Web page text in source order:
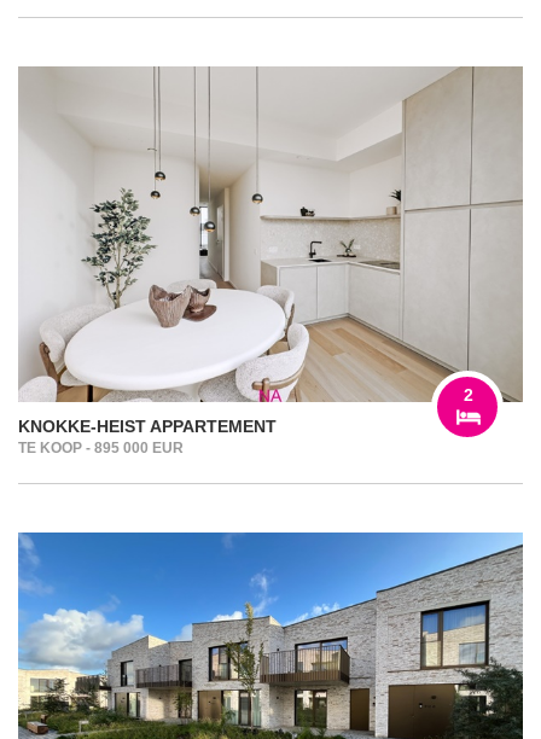
KNOKKE-HEIST APPARTEMENT
TE KOOP - 895 000 EUR
2